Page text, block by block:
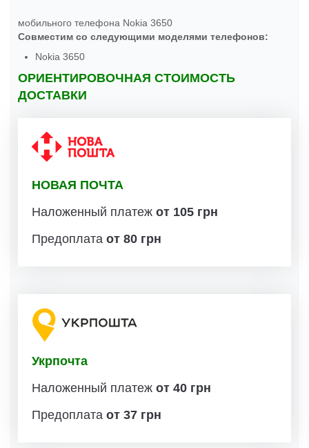
мобильного телефона Nokia 3650
Совместим со следующими моделями телефонов:
Nokia 3650
ОРИЕНТИРОВОЧНАЯ СТОИМОСТЬ
ДОСТАВКИ
НОВАЯ ПОЧТА
Наложенный платеж от 105 грн
Предоплата от 80 грн
Укрпочта
Наложенный платеж от 40 грн
Предоплата от 37 грн